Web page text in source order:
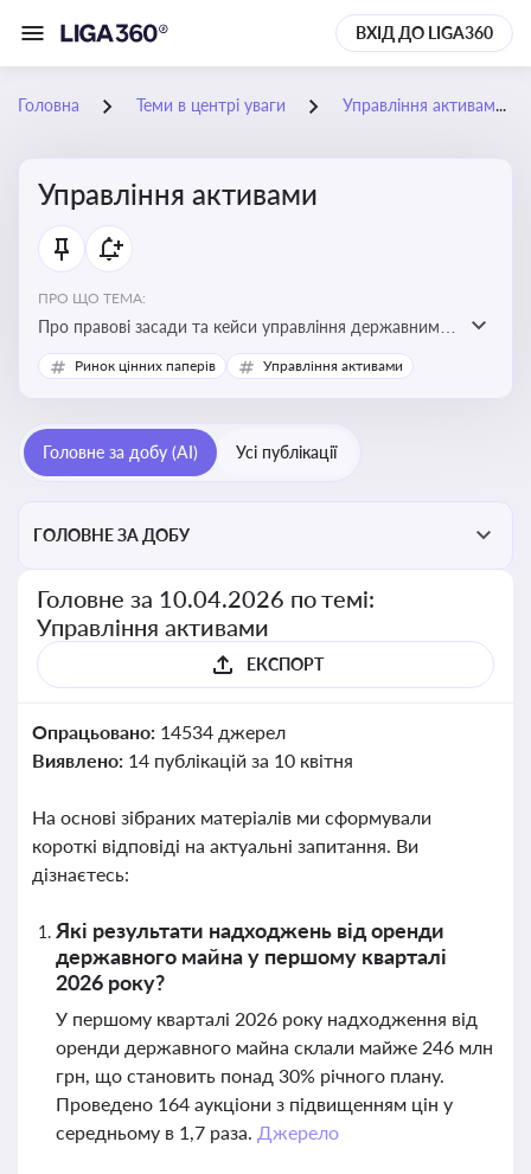
ВХІД ДО LIGA360
Головна Теми в центрі уваги Управління активами
Управління активами
ПРО ЩО ТЕМА:
Про правові засади та кейси управління державними,
комунальними та корпоративними активами, для
юристів і керівників, які відповідають за збереження
Ринок цінних паперів Управління активами
Головне за добу (AI) Усі публікації
ГОЛОВНЕ ЗА ДОБУ
Головне за 10.04.2026 по темі:
Управління активами
ЕКСПОРТ
Опрацьовано: 14534 джерел
Виявлено: 14 публікацій за 10 квітня
На основі зібраних матеріалів ми сформували
короткі відповіді на актуальні запитання. Ви
дізнаєтесь:
Які результати надходжень від оренди
державного майна у першому кварталі
2026 року?
У першому кварталі 2026 року надходження від
оренди державного майна склали майже 246 млн
грн, що становить понад 30% річного плану.
Проведено 164 аукціони з підвищенням цін у
середньому в 1,7 раза. Джерело